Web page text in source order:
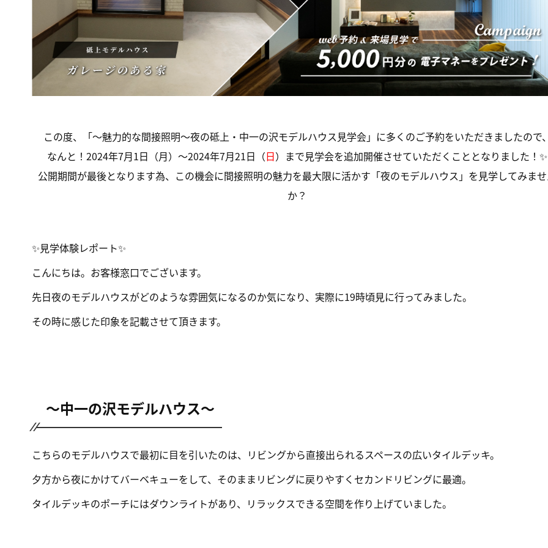
この度、「〜魅力的な間接照明〜夜の砥上・中一の沢モデルハウス見学会」に多くのご予約をいただきましたので
なんと！2024年7月1日（月）～2024年7月21日（日）まで見学会を追加開催させていただくこととなりました！✨
公開期間が最後となります為、この機会に間接照明の魅力を最大限に活かす「夜のモデルハウス」を見学してみま
か？
✨見学体験レポート✨
こんにちは。お客様窓口でございます。
先日夜のモデルハウスがどのような雰囲気になるのか気になり、実際に19時頃見に行ってみました。
その時に感じた印象を記載させて頂きます。
～中一の沢モデルハウス～
こちらのモデルハウスで最初に目を引いたのは、リビングから直接出られるスペースの広いタイルデッキ。
夕方から夜にかけてバーベキューをして、そのままリビングに戻りやすくセカンドリビングに最適。
タイルデッキのポーチにはダウンライトがあり、リラックスできる空間を作り上げていました。